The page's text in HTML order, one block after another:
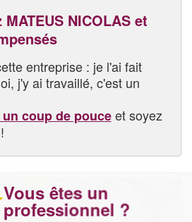
NICOLAS et
entreprise : je l'ai fait
j'y ai travaillé, c'est un
coup de pouceet soyez
êtes un
?